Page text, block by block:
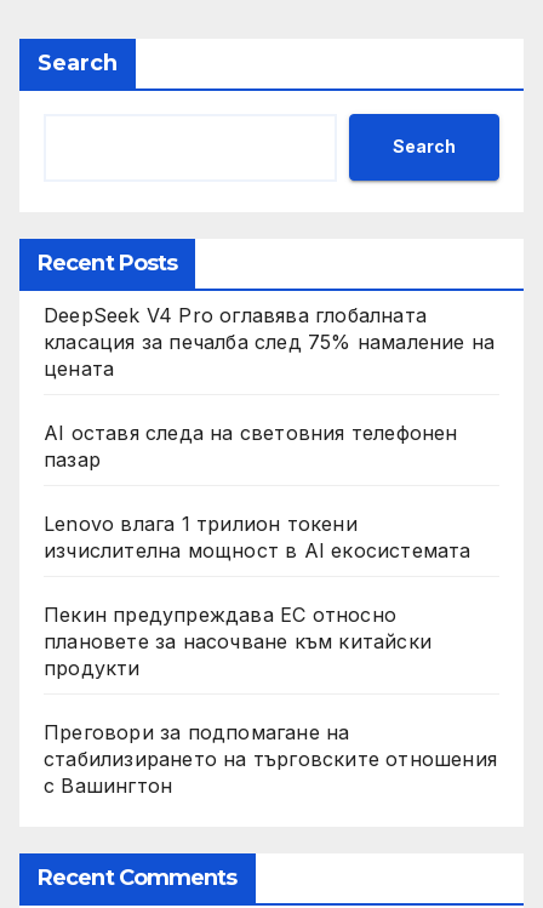
Search
Search
Recent Posts
DeepSeek V4 Pro оглавява глобалната
класация за печалба след 75% намаление на
цената
AI оставя следа на световния телефонен
пазар
Lenovo влага 1 трилион токени
изчислителна мощност в AI екосистемата
Пекин предупреждава ЕС относно
плановете за насочване към китайски
продукти
Преговори за подпомагане на
стабилизирането на търговските отношения
с Вашингтон
Recent Comments